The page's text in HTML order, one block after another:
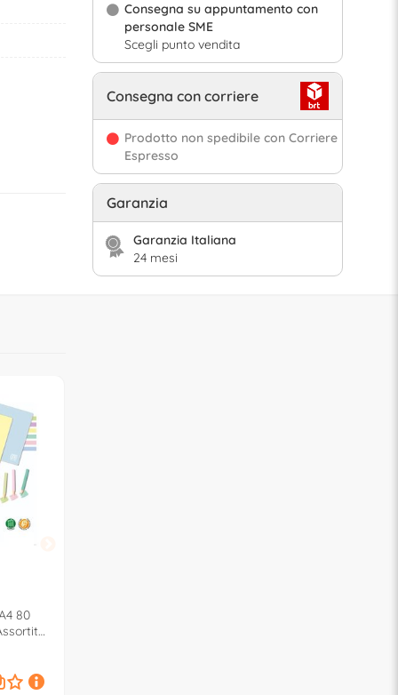
Consegna su appuntamento con
personale SME
Scegli punto vendita
Consegna con corriere
Prodotto non spedibile con Corriere
Espresso
Garanzia
Garanzia Italiana
24 mesi
80